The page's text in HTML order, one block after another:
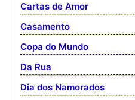
Cartas de Amor
Casamento
Copa do Mundo
Da Rua
Dia dos Namorados